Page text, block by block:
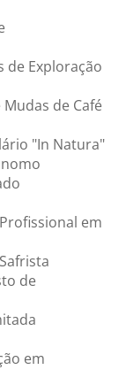
de Exploração
de Café
"In Natura"
em
de
em